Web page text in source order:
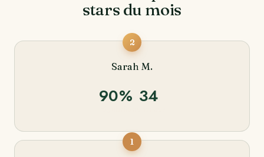
stars du mois
2
Sarah M.
90% 34
1